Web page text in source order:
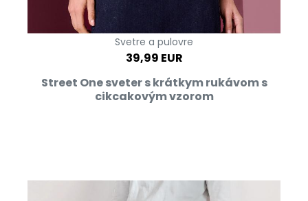
Svetre a pulovre
39,99 EUR
Street One sveter s krátkym rukávom s
cikcakovým vzorom